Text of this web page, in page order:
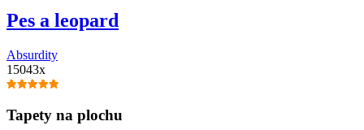
Pes a leopard
Absurdity
15043x
Tapety na plochu